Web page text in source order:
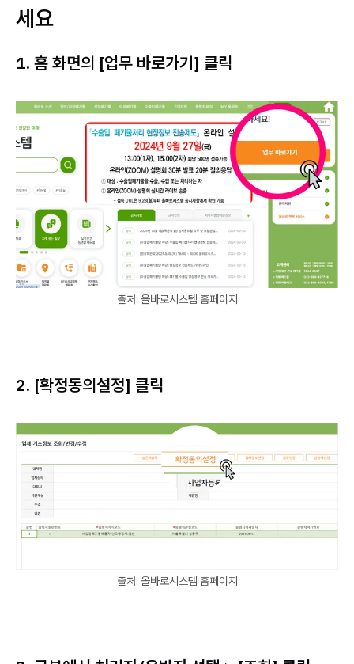
세요
1. 홈 화면의 [업무 바로가기] 클릭
출처: 올바로시스템 홈페이지
2. [확정동의설정] 클릭
출처: 올바로시스템 홈페이지